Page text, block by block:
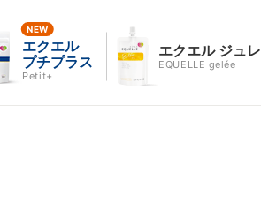
エクエル
プチプラス
Petit+
エクエル ジュレ
EQUELLE gelée